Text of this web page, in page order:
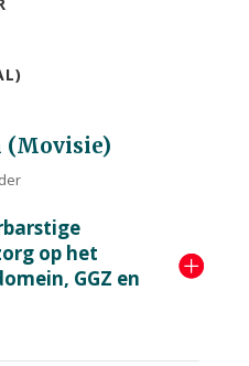
(Movisie)
op het
GGZ en